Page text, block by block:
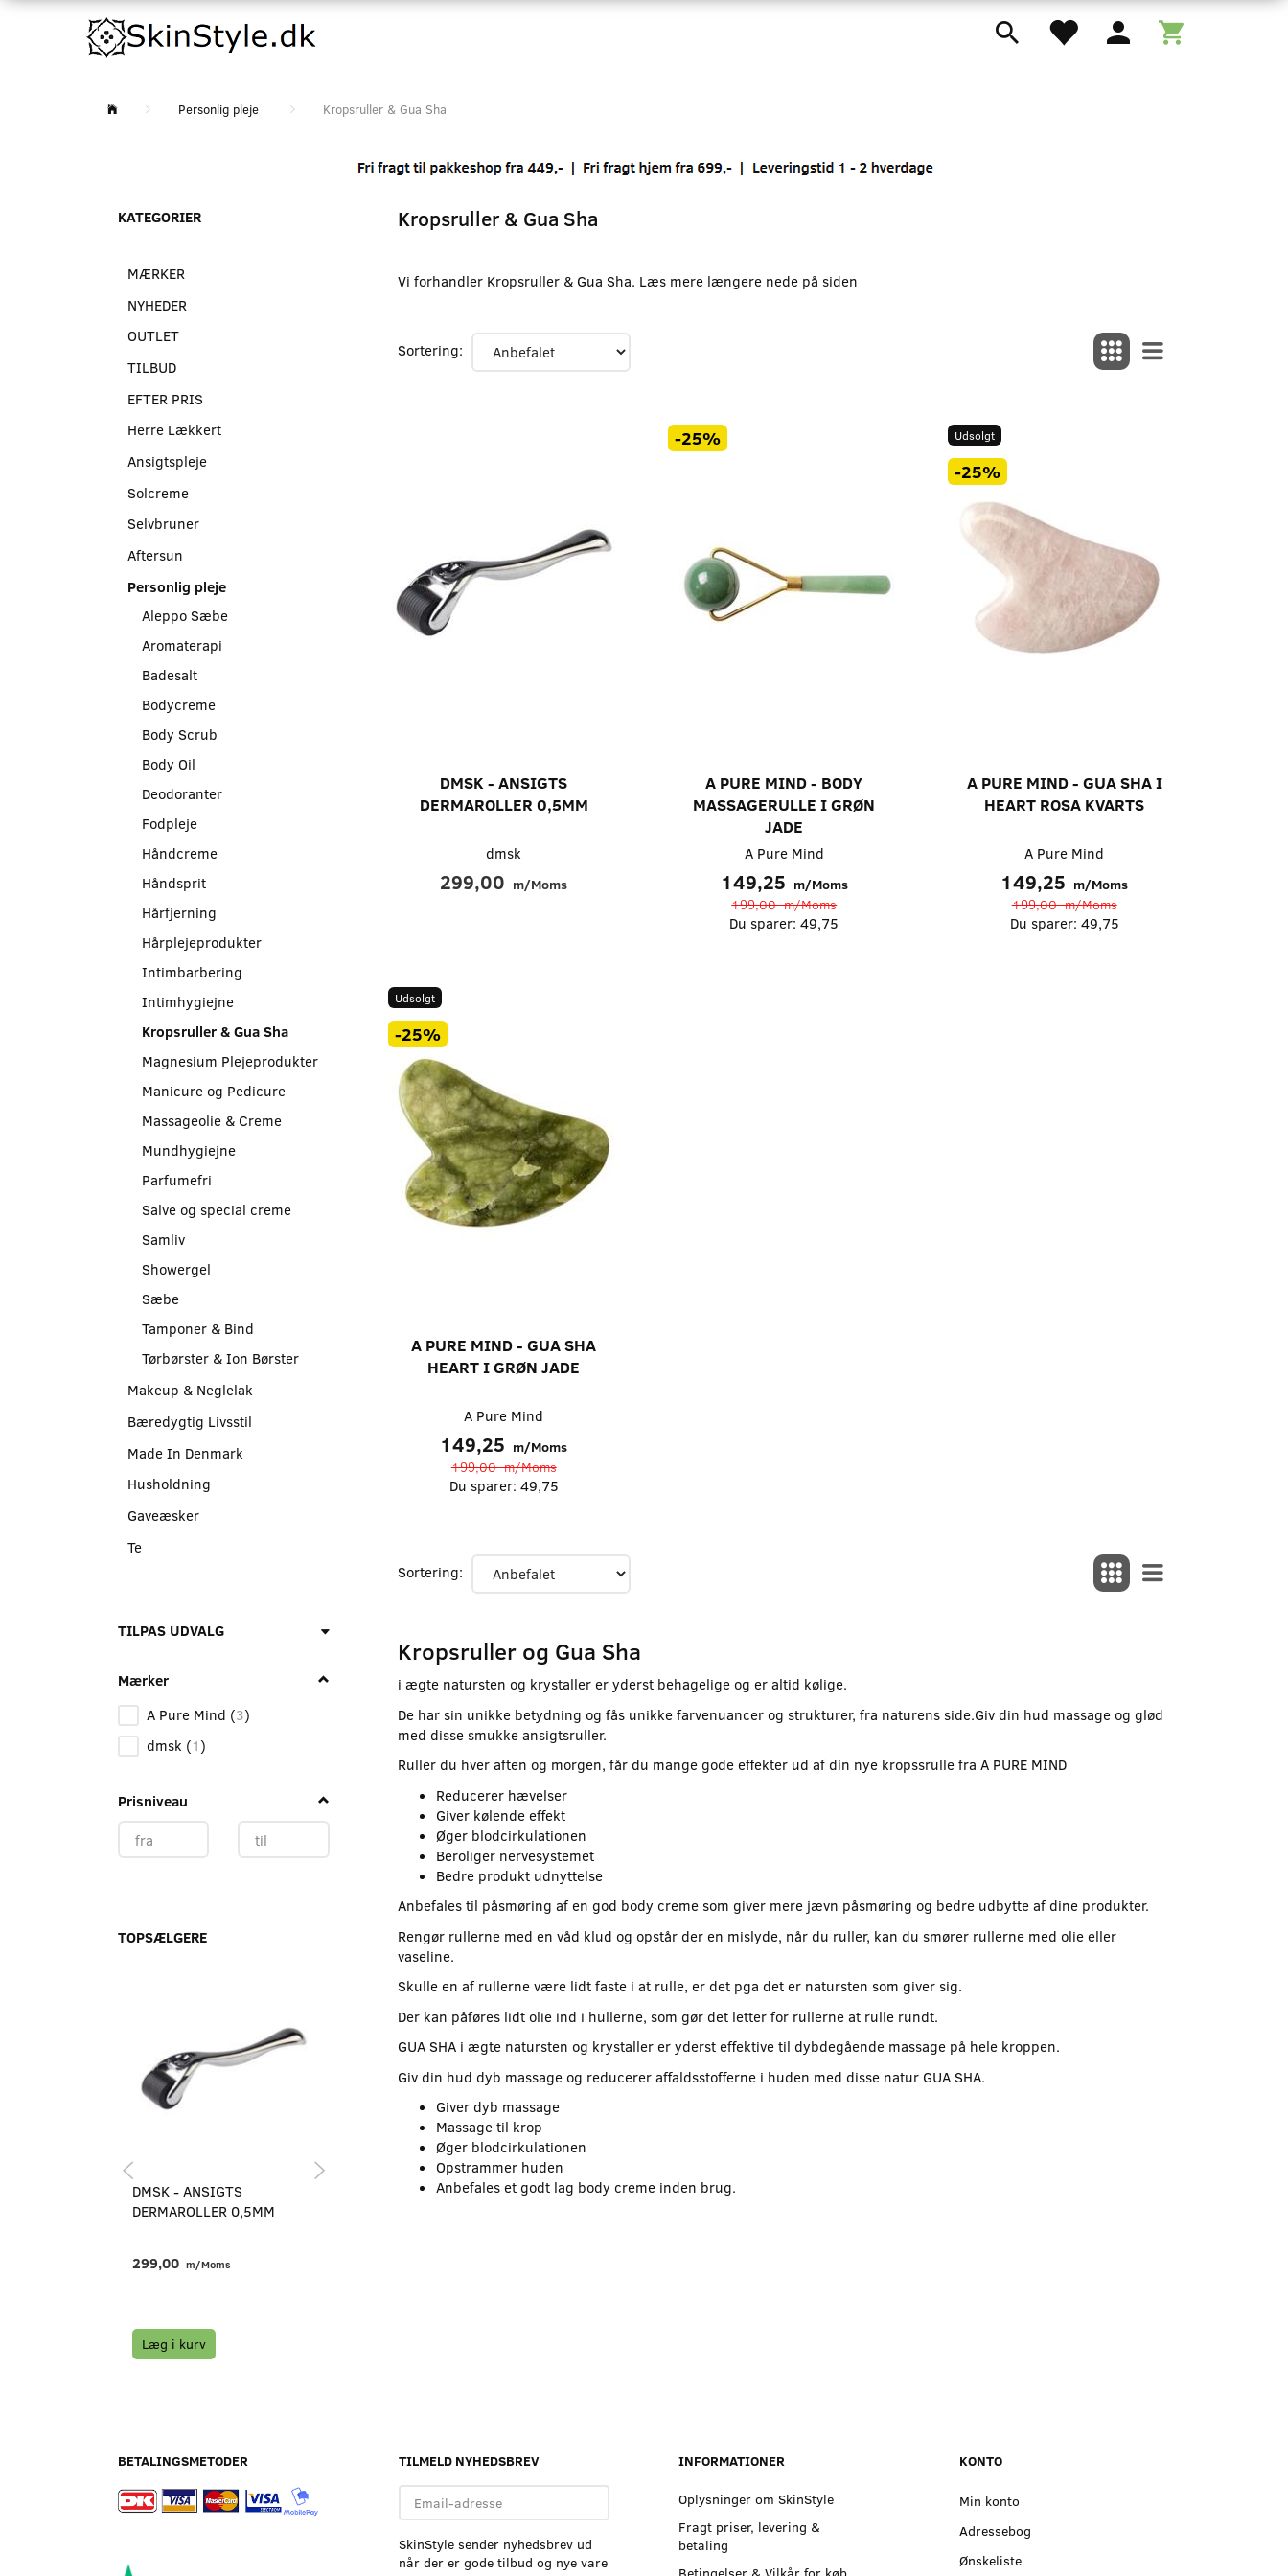
Personlig pleje Kropsruller & Gua Sha
KATEGORIER
MÆRKER
NYHEDER
OUTLET
TILBUD
EFTER PRIS
Herre Lækkert
Ansigtspleje
Solcreme
Selvbruner
Aftersun
Personlig pleje
Aleppo Sæbe
Aromaterapi
Badesalt
Bodycreme
Body Scrub
Body Oil
Deodoranter
Fodpleje
Håndcreme
Håndsprit
Hårfjerning
Hårplejeprodukter
Intimbarbering
Intimhygiejne
Kropsruller & Gua Sha
Magnesium Plejeprodukter
Manicure og Pedicure
Massageolie & Creme
Mundhygiejne
Parfumefri
Salve og special creme
Samliv
Showergel
Sæbe
Tamponer & Bind
Tørbørster & Ion Børster
Makeup & Neglelak
Bæredygtig Livsstil
Made In Denmark
Husholdning
Gaveæsker
Te
TILPAS UDVALG
Mærker
A Pure Mind (3)
dmsk (1)
Prisniveau
TOPSÆLGERE
DMSK - ANSIGTS
DERMAROLLER 0,5MM
299,00 m/Moms
Læg i kurv
A PURE MIND - BODY
A PURE MIND - GUA SHA I
Kropsruller & Gua Sha
Vi forhandler Kropsruller & Gua Sha. Læs mere længere nede på siden
Sortering:
DMSK - ANSIGTS
DERMAROLLER 0,5MM
dmsk
299,00 m/Moms
-25%
A PURE MIND - BODY
MASSAGERULLE I GRØN
JADE
A Pure Mind
149,25 m/Moms
199,00m/Moms
Du sparer:49,75
Udsolgt
-25%
A PURE MIND - GUA SHA I
HEART ROSA KVARTS
A Pure Mind
149,25 m/Moms
199,00m/Moms
Du sparer: 49,75
Udsolgt
-25%
A PURE MIND - GUA SHA
HEART I GRØN JADE
A Pure Mind
149,25 m/Moms
199,00m/Moms
Du sparer: 49,75
Sortering:
Kropsruller og Gua Sha
i ægte natursten og krystaller er yderst behagelige og er altid kølige.
De har sin unikke betydning og fås unikke farvenuancer og strukturer, fra naturens side.Giv din hud massage og glød
med disse smukke ansigtsruller.
Ruller du hver aften og morgen, får du mange gode effekter ud af din nye kropssrulle fra A PURE MIND
Reducerer hævelser
Giver kølende effekt
Øger blodcirkulationen
Beroliger nervesystemet
Bedre produkt udnyttelse
Anbefales til påsmøring af en god body creme som giver mere jævn påsmøring og bedre udbytte af dine produkter.
Rengør rullerne med en våd klud og opstår der en mislyde, når du ruller, kan du smører rullerne med olie eller
vaseline.
Skulle en af rullerne være lidt faste i at rulle, er det pga det er natursten som giver sig.
Der kan påføres lidt olie ind i hullerne, som gør det letter for rullerne at rulle rundt.
GUA SHA i ægte natursten og krystaller er yderst effektive til dybdegående massage på hele kroppen.
Giv din hud dyb massage og reducerer affaldsstofferne i huden med disse natur GUA SHA.
Giver dyb massage
Massage til krop
Øger blodcirkulationen
Opstrammer huden
Anbefales et godt lag body creme inden brug.
BETALINGSMETODER
TILMELD NYHEDSBREV
Email-
adresse
SkinStyle sender nyhedsbrev ud
når der er gode tilbud og nye vare
INFORMATIONER
Oplysninger om SkinStyle
Fragt priser, levering &
betaling
KONTO
Min konto
Adressebog
Ønskeliste